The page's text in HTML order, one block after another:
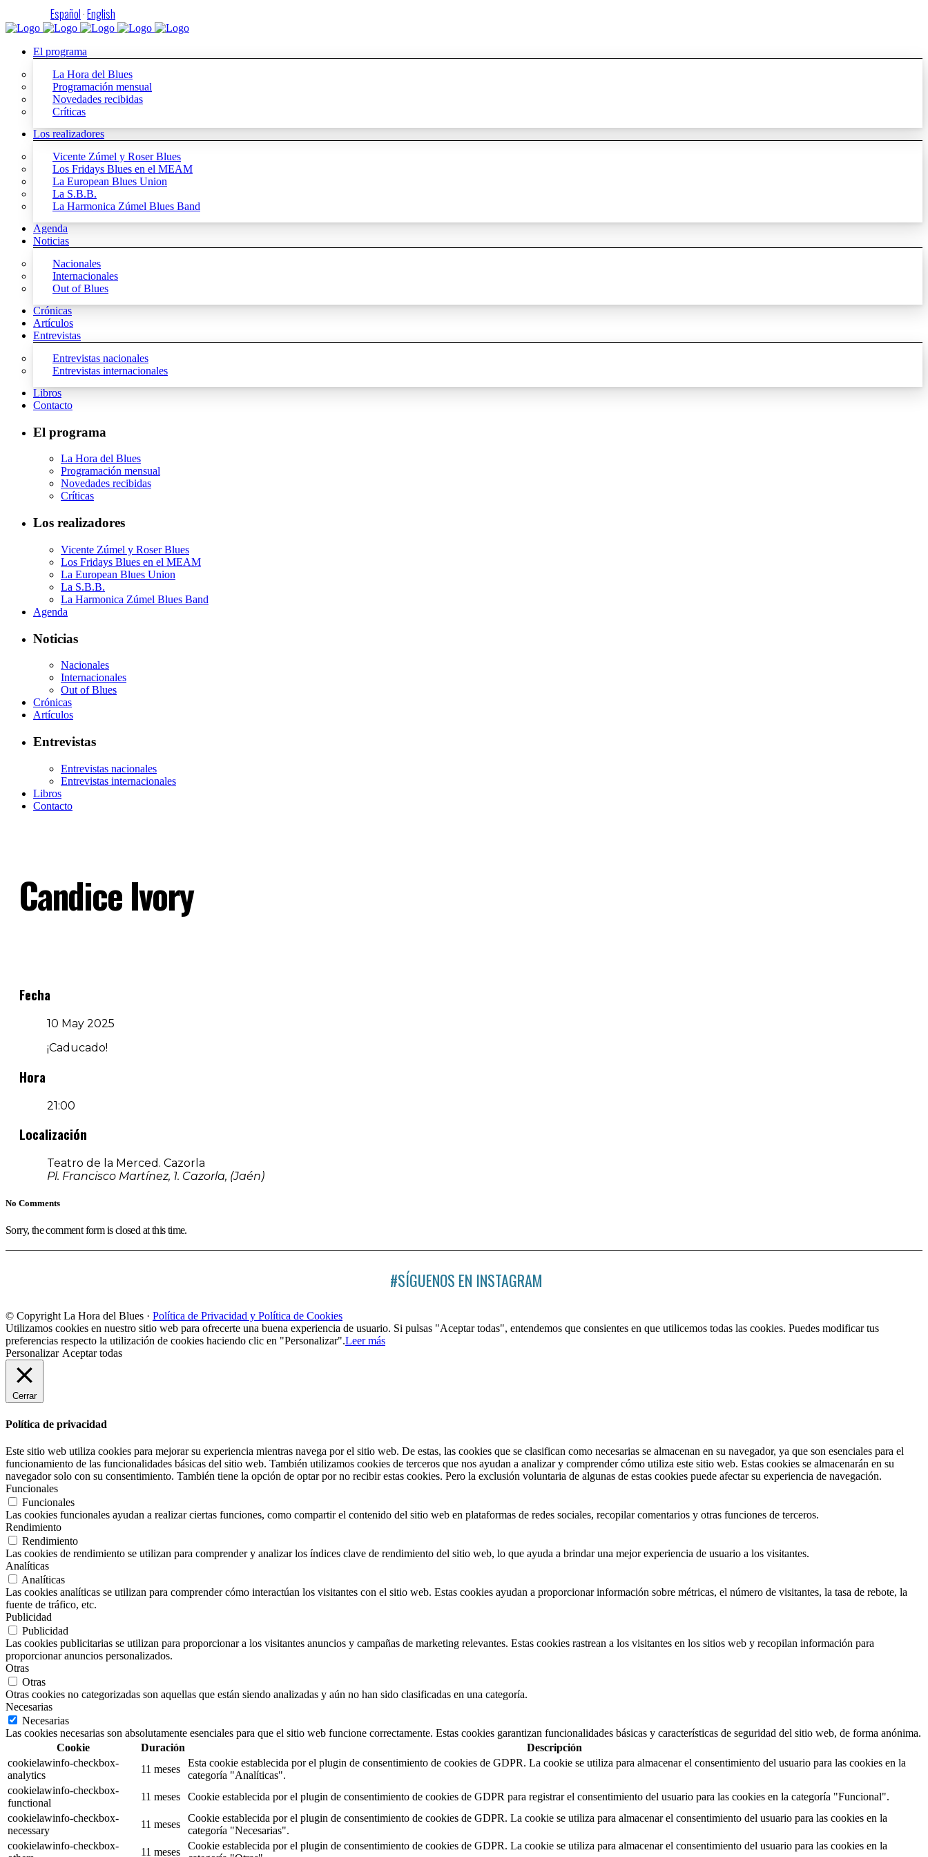
Español·English
El programa
La Hora del Blues
Programación mensual
Novedades recibidas
Críticas
Los realizadores
Vicente Zúmel y Roser Blues
Los Fridays Blues en el MEAM
La European Blues Union
La S.B.B.
La Harmonica Zúmel Blues Band
Agenda
Noticias
Nacionales
Internacionales
Out of Blues
Crónicas
Artículos
Entrevistas
Entrevistas nacionales
Entrevistas internacionales
Libros
Contacto
El programa
La Hora del Blues
Programación mensual
Novedades recibidas
Críticas
Los realizadores
Vicente Zúmel y Roser Blues
Los Fridays Blues en el MEAM
La European Blues Union
La S.B.B.
La Harmonica Zúmel Blues Band
Agenda
Noticias
Nacionales
Internacionales
Out of Blues
Crónicas
Artículos
Entrevistas
Entrevistas nacionales
Entrevistas internacionales
Libros
Contacto
Candice Ivory
Fecha
10 May 2025
¡Caducado!
Hora
21:00
Localización
Teatro de la Merced. Cazorla
Pl. Francisco Martínez, 1. Cazorla, (Jaén)
No Comments
Sorry, the comment form is closed at this time.
#SÍGUENOS EN INSTAGRAM
© Copyright La Hora del Blues · Política de Privacidad y Política de Cookies
Utilizamos cookies en nuestro sitio web para ofrecerte una buena experiencia de usuario. Si pulsas "Aceptar todas", entendemos que consientes en que utilicemos todas las cookies. Puedes modificar tus
preferencias respecto la utilización de cookies haciendo clic en "Personalizar".Leer más
Personalizar Aceptar todas
Cerrar
Política de privacidad
Este sitio web utiliza cookies para mejorar su experiencia mientras navega por el sitio web. De estas, las cookies que se clasifican como necesarias se almacenan en su navegador, ya que son esenciales para el
funcionamiento de las funcionalidades básicas del sitio web. También utilizamos cookies de terceros que nos ayudan a analizar y comprender cómo utiliza este sitio web. Estas cookies se almacenarán en su
navegador solo con su consentimiento. También tiene la opción de optar por no recibir estas cookies. Pero la exclusión voluntaria de algunas de estas cookies puede afectar su experiencia de navegación.
Funcionales
Funcionales
Las cookies funcionales ayudan a realizar ciertas funciones, como compartir el contenido del sitio web en plataformas de redes sociales, recopilar comentarios y otras funciones de terceros.
Rendimiento
Rendimiento
Las cookies de rendimiento se utilizan para comprender y analizar los índices clave de rendimiento del sitio web, lo que ayuda a brindar una mejor experiencia de usuario a los visitantes.
Analíticas
Analíticas
Las cookies analíticas se utilizan para comprender cómo interactúan los visitantes con el sitio web. Estas cookies ayudan a proporcionar información sobre métricas, el número de visitantes, la tasa de rebote, la
fuente de tráfico, etc.
Publicidad
Publicidad
Las cookies publicitarias se utilizan para proporcionar a los visitantes anuncios y campañas de marketing relevantes. Estas cookies rastrean a los visitantes en los sitios web y recopilan información para
proporcionar anuncios personalizados.
Otras
Otras
Otras cookies no categorizadas son aquellas que están siendo analizadas y aún no han sido clasificadas en una categoría.
Necesarias
Necesarias
Las cookies necesarias son absolutamente esenciales para que el sitio web funcione correctamente. Estas cookies garantizan funcionalidades básicas y características de seguridad del sitio web, de forma anónima.
Cookie
Duración
Descripción
cookielawinfo-checkbox-
analytics
11 meses
Esta cookie establecida por el plugin de consentimiento de cookies de GDPR. La cookie se utiliza para almacenar el consentimiento del usuario para las cookies en la
categoría "Analíticas".
cookielawinfo-checkbox-
functional
11 meses
Cookie establecida por el plugin de consentimiento de cookies de GDPR para registrar el consentimiento del usuario para las cookies en la categoría "Funcional".
cookielawinfo-checkbox-
necessary
11 meses
Cookie establecida por el plugin de consentimiento de cookies de GDPR. La cookie se utiliza para almacenar el consentimiento del usuario para las cookies en la
categoría "Necesarias".
cookielawinfo-checkbox-
11 meses
Cookie establecida por el plugin de consentimiento de cookies de GDPR. La cookie se utiliza para almacenar el consentimiento del usuario para las cookies en la